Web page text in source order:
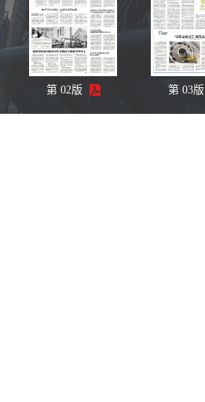
第 02版 第 03版